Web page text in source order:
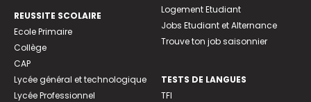
REUSSITE SCOLAIRE
Ecole Primaire
Collège
CAP
Lycée général et technologique
Lycée Professionnel
Logement Etudiant
Jobs Etudiant et Alternance
Trouve ton job saisonnier
TESTS DE LANGUES
TFI